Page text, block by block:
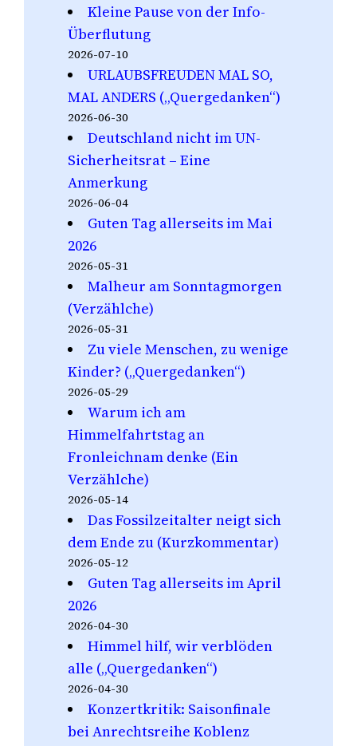
Kleine Pause von der Info-
Überflutung
2026-07-10
URLAUBSFREUDEN MAL SO,
MAL ANDERS („Quergedanken“)
2026-06-30
Deutschland nicht im UN-
Sicherheitsrat – Eine
Anmerkung
2026-06-04
Guten Tag allerseits im Mai
2026
2026-05-31
Malheur am Sonntagmorgen
(Verzählche)
2026-05-31
Zu viele Menschen, zu wenige
Kinder? („Quergedanken“)
2026-05-29
Warum ich am
Himmelfahrtstag an
Fronleichnam denke (Ein
Verzählche)
2026-05-14
Das Fossilzeitalter neigt sich
dem Ende zu (Kurzkommentar)
2026-05-12
Guten Tag allerseits im April
2026
2026-04-30
Himmel hilf, wir verblöden
alle („Quergedanken“)
2026-04-30
Konzertkritik: Saisonfinale
bei Anrechtsreihe Koblenz